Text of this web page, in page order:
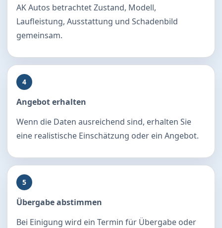
AK Autos betrachtet Zustand, Modell,
Laufleistung, Ausstattung und Schadenbild
gemeinsam.
4
Angebot erhalten
Wenn die Daten ausreichend sind, erhalten Sie
eine realistische Einschätzung oder ein Angebot.
5
Übergabe abstimmen
Bei Einigung wird ein Termin für Übergabe oder